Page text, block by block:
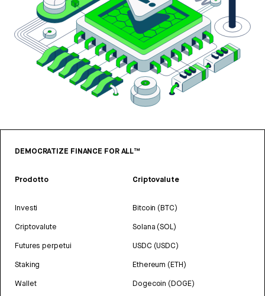
DEMOCRATIZE FINANCE FOR ALL™
Prodotto
Investi
Criptovalute
Futures perpetui
Staking
Wallet
Criptovalute
Bitcoin (BTC)
Solana (SOL)
USDC (USDC)
Ethereum (ETH)
Dogecoin (DOGE)